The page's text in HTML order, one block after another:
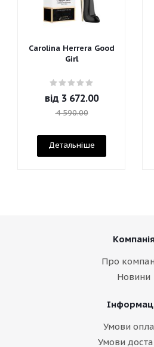
Carolina Herrera Good
Girl
від 3 672.00
4 590.00
Детальніше
Компанія
Про
Новини
Умови
Умови